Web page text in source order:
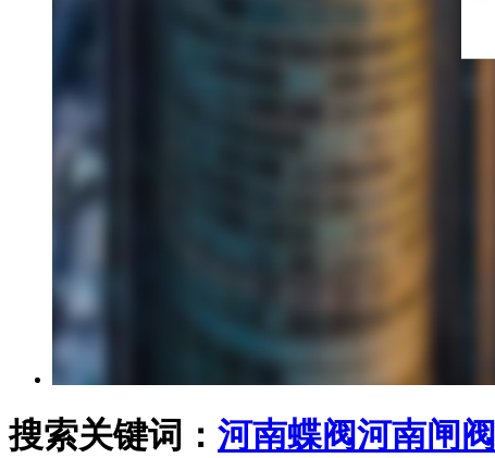
搜索关键词： 河南蝶阀河南闸阀